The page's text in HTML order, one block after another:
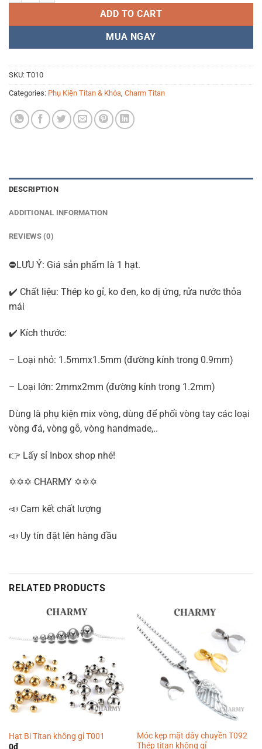
ADD TO CART
MUA NGAY
SKU: T010
Categories: Phụ Kiện Titan & Khóa Charm Titan
DESCRIPTION
ADDITIONAL INFORMATION
REVIEWS (0)
⛔LƯU Ý: Giá sản phẩm là 1 hạt.
✔️ Chất liệu: Thép ko gỉ, ko đen, ko dị ứng, rửa nước thỏa
mái
✔️ Kích thước:
– Loại nhỏ: 1.5mmx1.5mm (đường kính trong 0.9mm)
– Loại lớn: 2mmx2mm (đường kính trong 1.2mm)
Dùng là phụ kiện mix vòng, dùng để phối vòng tay các loại
vòng đá, vòng gỗ, vòng handmade,..
👉 Lấy sỉ Inbox shop nhé!
✡✡✡ CHARMY ✡✡✡
📣 Cam kết chất lượng
📣 Uy tín đặt lên hàng đầu
RELATED PRODUCTS
Hạt Bi Titan không gỉ T001
0₫
Móc kẹp mặt dây chuyền T092
Thép titan không gỉ